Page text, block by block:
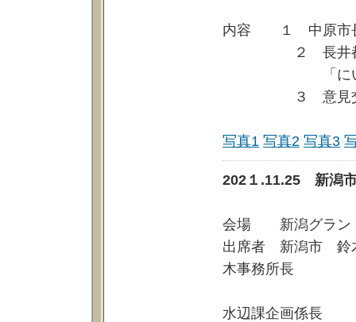
内容 １ 中原市長
２ 長井都心の
「にいがた２
３ 意見交
写真1 写真2 写真3
202１.11.25 新潟
会場 新潟グラン
出席者 新潟市 鈴
木事務所長
水辺課企画係長